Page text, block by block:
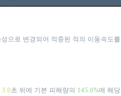
으로 변경되어 적중된 적의 이동속도를
3.0초 뒤에 기본 피해량의 145.0%에 해당